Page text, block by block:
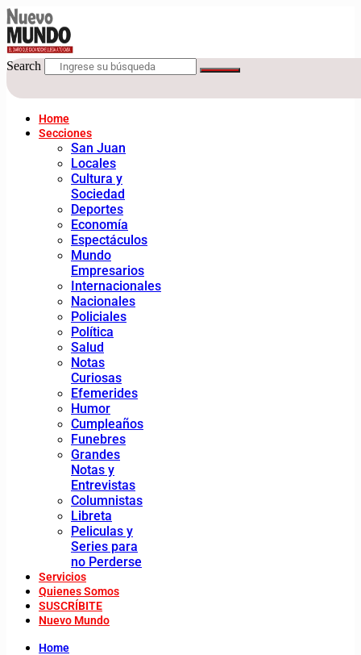
Search
Home
Secciones
San Juan
Locales
Cultura y
Sociedad
Deportes
Economía
Espectáculos
Mundo
Empresarios
Internacionales
Nacionales
Policiales
Política
Salud
Notas
Curiosas
Efemerides
Humor
Cumpleaños
Funebres
Grandes
Notas y
Entrevistas
Columnistas
Libreta
Peliculas y
Series para
no Perderse
Servicios
Quienes Somos
SUSCRÍBITE
Nuevo Mundo
Home